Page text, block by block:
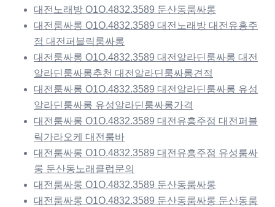
대전노래방 O1O.4832.3589 둔산동룸싸롱
대전룸싸롱 O1O.4832.3589 대전노래방 대전유흥주
점 대전퍼블릭룸싸롱
대전룸싸롱 O1O.4832.3589 대전알라딘룸싸롱 대전
알라딘룸싸롱추천 대전알라딘룸싸롱견적
대전룸싸롱 O1O.4832.3589 대전알라딘룸싸롱 유성
알라딘룸싸롱 유성알라딘룸싸롱가격
대전룸싸롱 O1O.4832.3589 대전유흥주점 대전퍼블
릭가라오케 대전룸바
대전룸싸롱 O1O.4832.3589 대전유흥주점 유성룸싸
롱 둔산동노래클럽문의
대전룸싸롱 O1O.4832.3589 둔산동룸싸롱
대전룸싸롱 O1O.4832.3589 둔산동룸싸롱 둔산동룸